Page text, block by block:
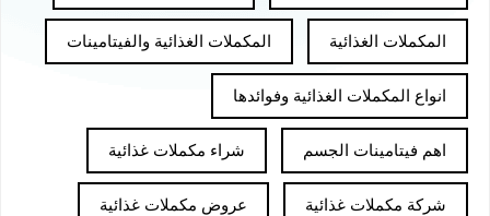
المكملات الغذائية المكملات الغذائية والفيتامينات
انواع المكملات الغذائية وفوائدها
اهم فيتامينات الجسم شراء مكملات غذائية
شركة مكملات غذائية عروض مكملات غذائية